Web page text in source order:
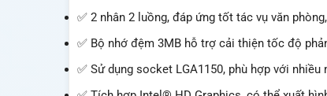
✅ 2 nhân 2 luồng, đáp ứng tốt tác vụ văn
✅ Bộ nhớ đệm 3MB hỗ trợ cải thiện tốc độ
✅ Sử dụng socket LGA1150, phù hợp với